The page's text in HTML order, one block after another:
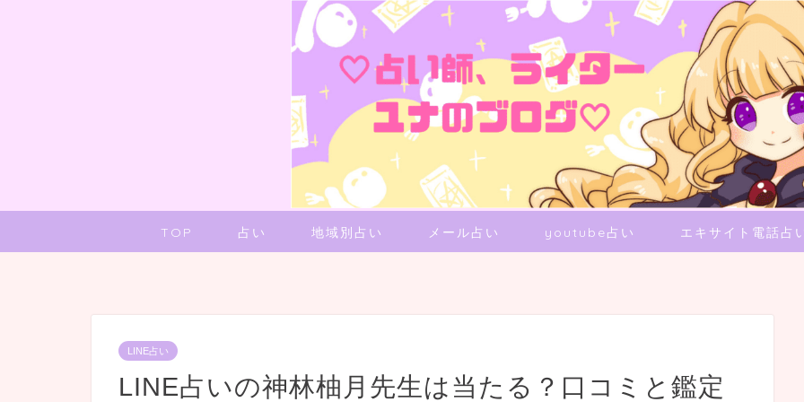
TOP 占い 地域別占い メール占い youtube占い エキサイト電話占
LINE占い
LINE占いの神林柚月先生は当たる？口コミと鑑定